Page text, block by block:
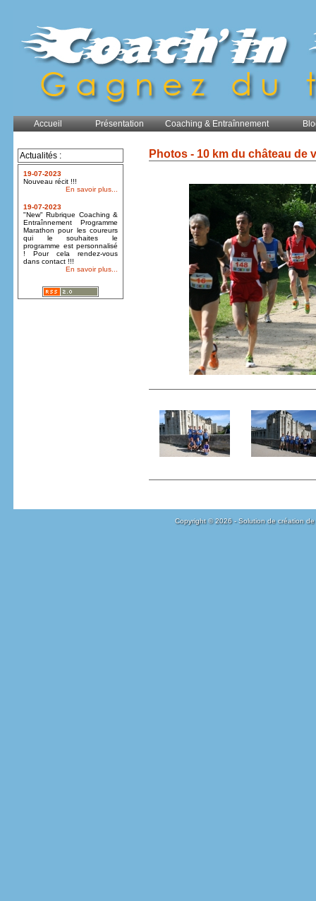
Accueil Présentation Coaching & Entraînnement
Actualités :
19-07-2023
Nouveau récit !!!
En savoir plus...
19-07-2023
"New" Rubrique Coaching &
Entraînnement Programme
Marathon pour les coureurs
qui le souhaites le
programme est personnalisé
! Pour cela rendez-vous
dans contact !!!
En savoir plus...
Photos - 10 km du château de
Copyright © 2026 - Solution de création